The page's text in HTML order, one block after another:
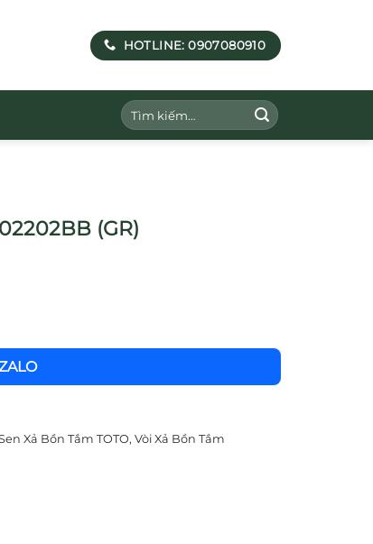
HOTLINE: 0907080910
Tìm
kiếm:
(GR)
Xả Bồn Tắm TOTO, Vòi Xả Bồn Tắm